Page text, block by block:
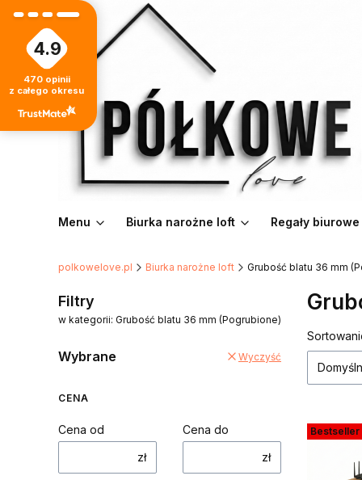
Menu Biurka narożne loft Regały biurowe
polkowelove.pl Biurka narożne loft Grubość blatu 36 mm
Filtry
w kategorii: Grubość blatu 36 mm (Pogrubione)
Wybrane Wyczyść
CENA
Cena od
zł
Cena do
zł
Lista
Bestseller
4.9
470 opinii
z całego okresu